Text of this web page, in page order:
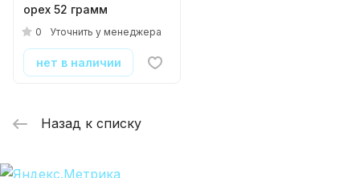
орех 52 грамм
0 Уточнить у менеджера
нет в наличии
Назад к списку